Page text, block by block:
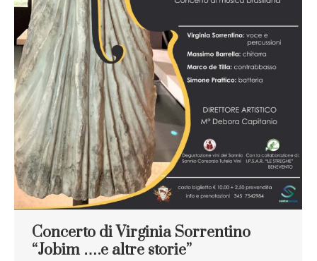
Concerto di Virginia Sorrentino
“Jobim ….e altre storie”